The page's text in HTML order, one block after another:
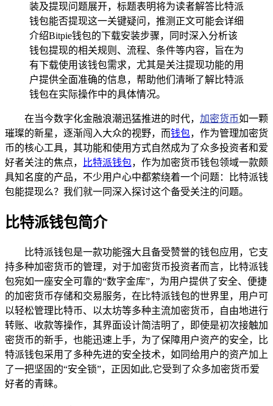
装及提现问题展开，标题表明将为读者解答比特派
钱包能否提现这一关键疑问，推测正文可能会详细
介绍Bitpie钱包的下载安装步骤，同时深入分析该
钱包提现的相关规则、流程、条件等内容，旨在为
有下载使用该钱包需求，尤其是关注提现功能的用
户提供全面准确的信息，帮助他们清晰了解比特派
钱包在实际操作中的具体情况。
在当今数字化金融浪潮迅猛推进的时代， 加密货币如一颗
璀璨的新星，逐渐闯入大众的视野，而钱包，作为管理加密货
币的核心工具，其功能和使用方式自然成为了众多投资者和爱
好者关注的焦点，
比特派钱包，作为加密货币钱包领域一款颇
具知名度的产品，不少用户心中都萦绕着一个问题：比特派钱
包能提现么？我们就一同深入探讨这个备受关注的问题。
比特派钱包简介
比特派钱包是一款功能强大且备受赞誉的钱包应用，它支
持多种加密货币的管理，对于加密货币投资者而言，比特派钱
包宛如一座安全可靠的“数字金库”，为用户提供了安全、便捷
的加密货币存储和交易服务，在比特派钱包的世界里，用户可
以轻松管理比特币、以太坊等多种主流加密货币，自由地进行
转账、收款等操作，其界面设计简洁明了，即使是初次接触加
密货币的新手，也能迅速上手，为了保障用户资产的安全，比
特派钱包采用了多种先进的安全技术，如同给用户的资产加上
了一把坚固的“安全锁”，正因如此,它受到了众多加密货币爱
好者的青睐。